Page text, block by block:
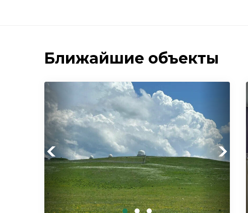
Ближайшие объекты
Previous Next